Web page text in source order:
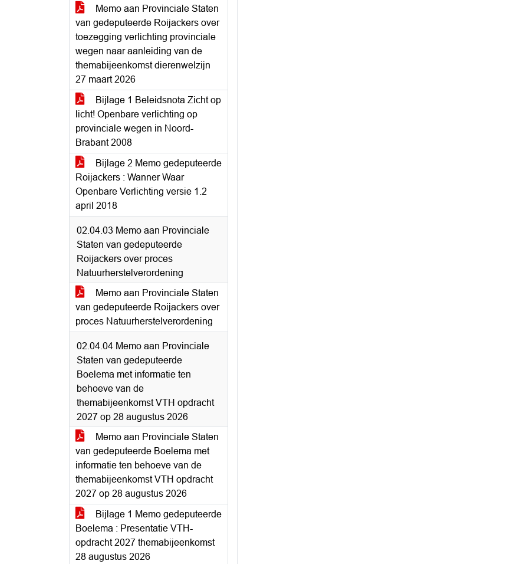
Memo aan Provinciale Staten
van gedeputeerde Roijackers over
toezegging verlichting provinciale
wegen naar aanleiding van de
themabijeenkomst dierenwelzijn
27 maart 2026
Bijlage 1 Beleidsnota Zicht op
licht! Openbare verlichting op
provinciale wegen in Noord-
Brabant 2008
Bijlage 2 Memo gedeputeerde
Roijackers : Wanner Waar
Openbare Verlichting versie 1.2
april 2018
02.04.03 Memo aan Provinciale
Staten van gedeputeerde
Roijackers over proces
Natuurherstelverordening
Memo aan Provinciale Staten
van gedeputeerde Roijackers over
proces Natuurherstelverordening
02.04.04 Memo aan Provinciale
Staten van gedeputeerde
Boelema met informatie ten
behoeve van de
themabijeenkomst VTH opdracht
2027 op 28 augustus 2026
Memo aan Provinciale Staten
van gedeputeerde Boelema met
informatie ten behoeve van de
themabijeenkomst VTH opdracht
2027 op 28 augustus 2026
Bijlage 1 Memo gedeputeerde
Boelema : Presentatie VTH-
opdracht 2027 themabijeenkomst
28 augustus 2026